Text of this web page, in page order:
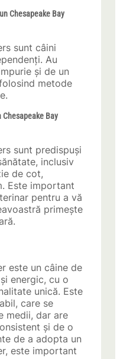
Chesapeake Bay
sunt câini
Au
și de un
metode
Bay
sunt predispuși
inclusiv
de cot,
Este important
pentru a vă
primește
este un câine de
energic, cu o
unică. Este
care se
medii, dar are
și de o
de a adopta un
este important